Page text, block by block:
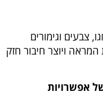
צבעים וגימורים
המראה ויוצר חיבור חזק
אפשרויות